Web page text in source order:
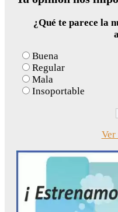
¿Qué te parece la
Buena
Regular
Mala
Insoportable
Ver